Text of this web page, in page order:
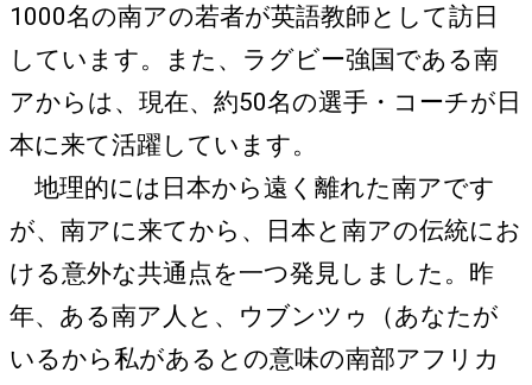
1000名の南アの若者が英語教師として訪日
しています。また、ラグビー強国である南
アからは、現在、約50名の選手・コーチが日
本に来て活躍しています。
地理的には日本から遠く離れた南アです
が、南アに来てから、日本と南アの伝統にお
ける意外な共通点を一つ発見しました。昨
年、ある南ア人と、ウブンツゥ（あなたが
いるから私があるとの意味の南部アフリカ